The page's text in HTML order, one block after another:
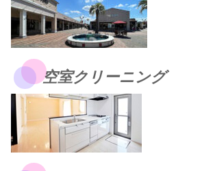
空室クリーニング